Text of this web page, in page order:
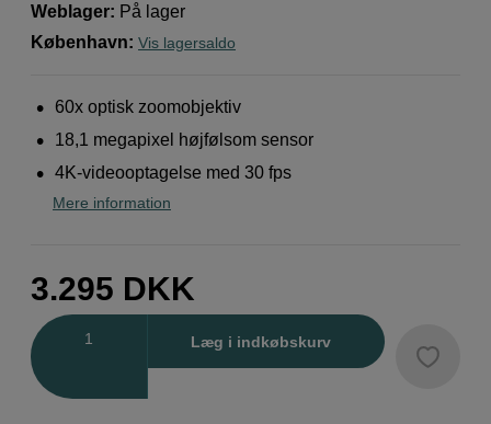
Weblager: På lager
København: Vis lagersaldo
60x optisk zoomobjektiv
18,1 megapixel højfølsom sensor
4K-videooptagelse med 30 fps
Mere information
3.295 DKK
Læg i indkøbskurv